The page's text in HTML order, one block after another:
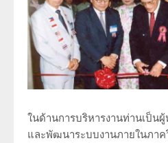
ในด้านการบริหารงานท่านเป็น
และพัฒนาระบบงานภายในภาค